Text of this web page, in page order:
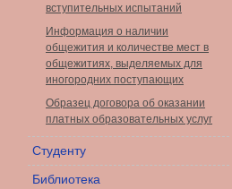
вступительных испытаний
Информация о наличии
общежития и количестве мест в
общежитиях, выделяемых для
иногородних поступающих
Образец договора об оказании
платных образовательных услуг
Студенту
Библиотека